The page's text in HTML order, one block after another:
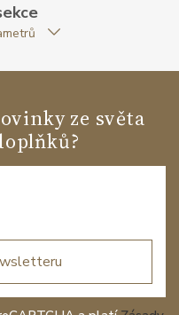
nátah
ze světa